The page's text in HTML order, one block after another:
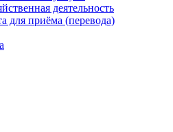
деятельность
для приёма (перевода)